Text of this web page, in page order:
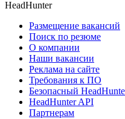
HeadHunter
Размещение вакансий
Поиск по резюме
О компании
Наши вакансии
Реклама на сайте
Требования к ПО
Безопасный
HeadHunter API
Партнерам